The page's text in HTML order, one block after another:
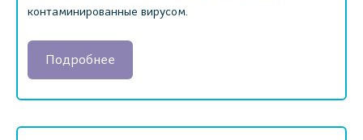
контаминированные вирусом.
Подробнее